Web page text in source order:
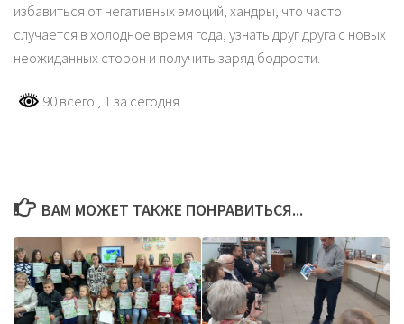
избавиться от негативных эмоций, хандры, что часто
случается в холодное время года, узнать друг друга с новых
неожиданных сторон и получить заряд бодрости.
90 всего , 1 за сегодня
ВАМ МОЖЕТ ТАКЖЕ ПОНРАВИТЬСЯ...